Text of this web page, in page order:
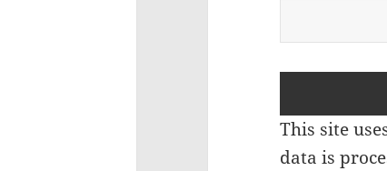
This site
data is